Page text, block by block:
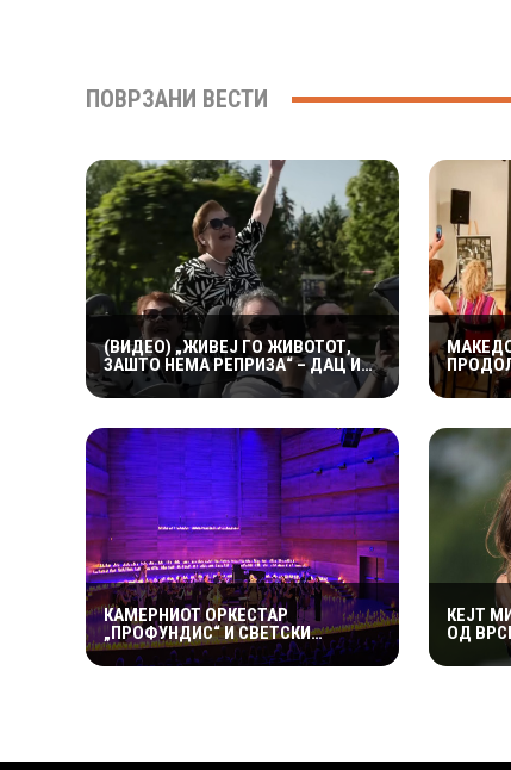
ПОВРЗАНИ ВЕСТИ
(ВИДЕО) „ЖИВЕЈ ГО ЖИВОТОТ,
ЗАШТО НЕМА РЕПРИЗА“ – ДАЦ И
АЛЕКСАНДАР СО МАРИЈАНА И
РОСАНА ЈА ПРЕТСТАВИЈА
КАМЕРНИОТ ОРКЕСТАР
„ПРОФУНДИС“ И СВЕТСКИ
ПОЗНАТИОТ ВИОЛИНИСТ СТЕФАН
МИЛЕНКОВИЌ СО СПЕКТАКУЛАРЕН
КЕЈТ
ОД